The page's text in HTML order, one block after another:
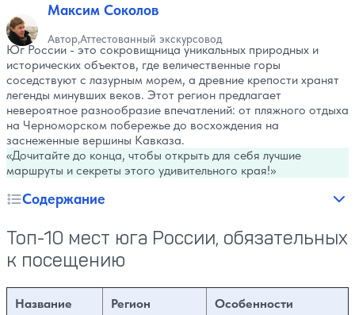
Зоопарки
Интересное в городах
Советы путешественнику
Санатории
Реки и озера
Святые места
Максим Соколов
АвторАттестованный экскурсовод
Юг России - это сокровищница уникальных природных и
исторических объектов, где величественные горы
соседствуют с лазурным морем, а древние крепости хранят
легенды минувших веков. Этот регион предлагает
невероятное разнообразие впечатлений: от пляжного отдыха
на Черноморском побережье до восхождения на
заснеженные вершины Кавказа.
Дочитайте до конца, чтобы открыть для себя лучшие
маршруты и секреты этого удивительного края!
Содержание
Топ-10 мест юга России, обязательных
к посещению
Название Регион Особенности